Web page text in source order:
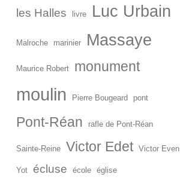
les Halles livre Luc Urbain
Malroche marinier Massaye
Maurice Robert monument
moulin Pierre Bougeard pont
Pont-Réan rafle de Pont-Réan
Sainte-Reine Victor Edet Victor Even
Yot écluse école église